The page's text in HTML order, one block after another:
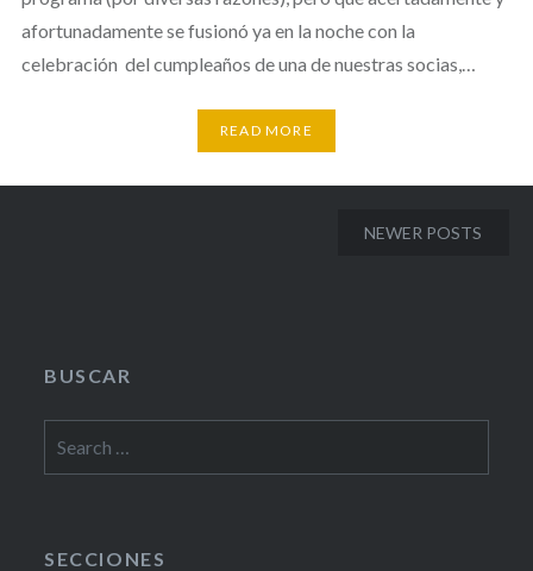
afortunadamente se fusionó ya en la noche con la
celebración del cumpleaños de una de nuestras socias,…
READ MORE
NEWER POSTS
BUSCAR
for:
SECCIONES